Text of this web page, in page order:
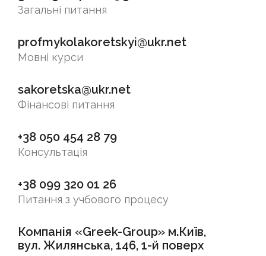
Загальні питання
profmykolakoretskyi@ukr.net
Мовні курси
sakoretska@ukr.net
Фінансові питання
+38 050 454 28 79
Консультація
+38 099 320 01 26
Питання з учбового процесу
Компанія «Greek-Group» м.Київ,
вул. Жилянська, 146, 1-й поверх